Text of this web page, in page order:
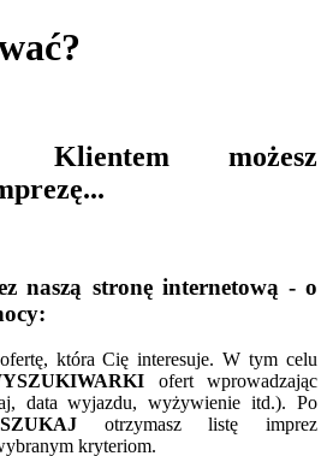
Klientem możesz
naszą stronę internetową - o
która Cię interesuje. W tym celu
ofert wprowadzając
data wyjazdu, wyżywienie itd.). Po
SZUKAJ otrzymasz listę imprez
kryteriom.